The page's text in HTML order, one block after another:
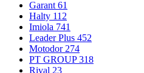
Garant 61
Halty 112
Imiola 741
Leader Plus 452
Motodor 274
PT GROUP 318
Rival 23